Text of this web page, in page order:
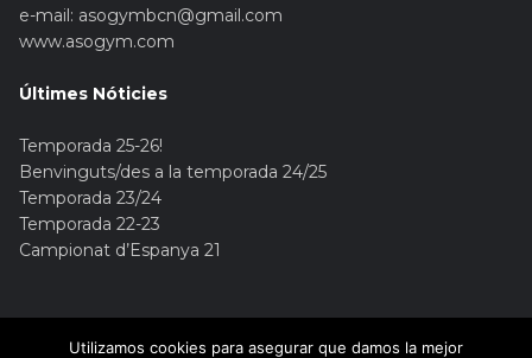
e-mail: asogymbcn@gmail.com
www.asogym.com
Últimes Nóticies
Temporada 25-26!
Benvinguts/des a la temporada 24/25
Temporada 23/24
Temporada 22-23
Campionat d’Espanya 21
Utilizamos cookies para asegurar que damos la mejor